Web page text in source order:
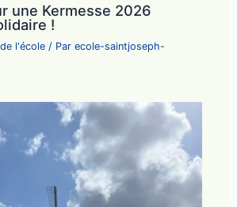
une Kermesse 2026
!
l'école / Parecole-saintjoseph-